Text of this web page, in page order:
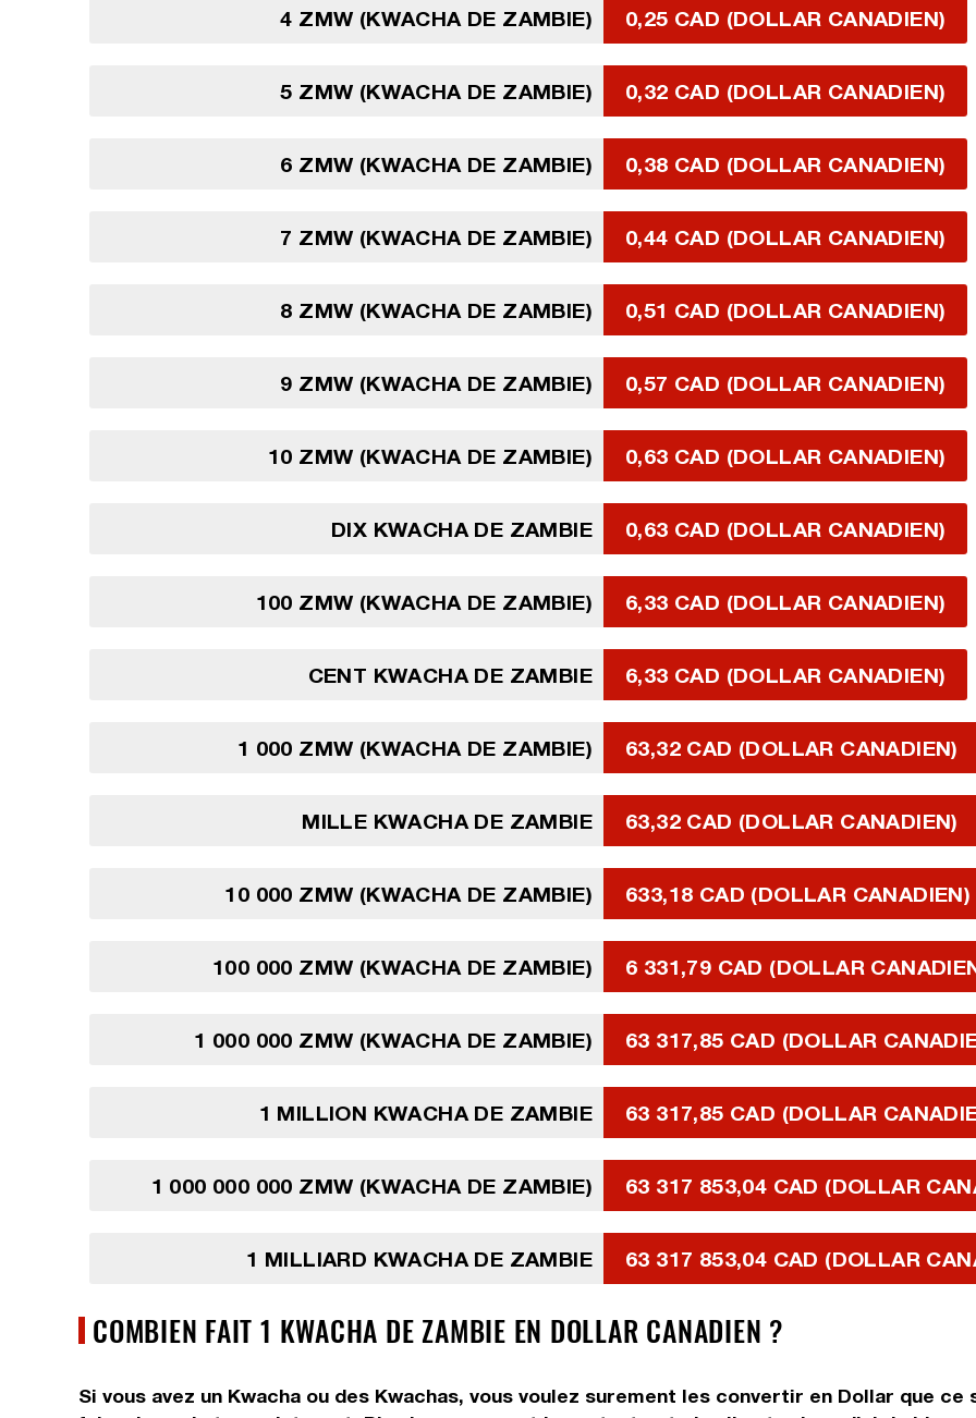
4 ZMW (KWACHA DE ZAMBIE) 0,25 CAD (DOLLAR CANADIEN)
5 ZMW (KWACHA DE ZAMBIE) 0,32 CAD (DOLLAR CANADIEN)
6 ZMW (KWACHA DE ZAMBIE) 0,38 CAD (DOLLAR CANADIEN)
7 ZMW (KWACHA DE ZAMBIE) 0,44 CAD (DOLLAR CANADIEN)
8 ZMW (KWACHA DE ZAMBIE) 0,51 CAD (DOLLAR CANADIEN)
9 ZMW (KWACHA DE ZAMBIE) 0,57 CAD (DOLLAR CANADIEN)
10 ZMW (KWACHA DE ZAMBIE) 0,63 CAD (DOLLAR CANADIEN)
DIX KWACHA DE ZAMBIE 0,63 CAD (DOLLAR CANADIEN)
100 ZMW (KWACHA DE ZAMBIE) 6,33 CAD (DOLLAR CANADIEN)
CENT KWACHA DE ZAMBIE 6,33 CAD (DOLLAR CANADIEN)
1 000 ZMW (KWACHA DE ZAMBIE) 63,32 CAD (DOLLAR CANADIEN)
MILLE KWACHA DE ZAMBIE 63,32 CAD (DOLLAR CANADIEN)
10 000 ZMW (KWACHA DE ZAMBIE) 633,18 CAD (DOLLAR CANADIEN)
100 000 ZMW (KWACHA DE ZAMBIE) 6 331,79 CAD (DOLLAR
1 000 000 ZMW (KWACHA DE ZAMBIE) 63 317,85 CAD (DOLLAR
1 MILLION KWACHA DE ZAMBIE 63 317,85 CAD (DOLLAR
1 000 000 000 ZMW (KWACHA DE ZAMBIE) 63 317 853,04 CAD (DOLLAR
1 MILLIARD KWACHA DE ZAMBIE 63 317 853,04 CAD (DOLLAR
COMBIEN FAIT 1 KWACHA DE ZAMBIE EN DOLLAR CANADIEN ?
Si vous avez un Kwacha ou des Kwachas, vous voulez surement les convertir en Dollar que